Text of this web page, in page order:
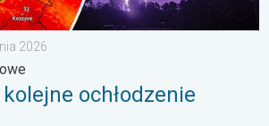
2026
kolejne ochłodzenie